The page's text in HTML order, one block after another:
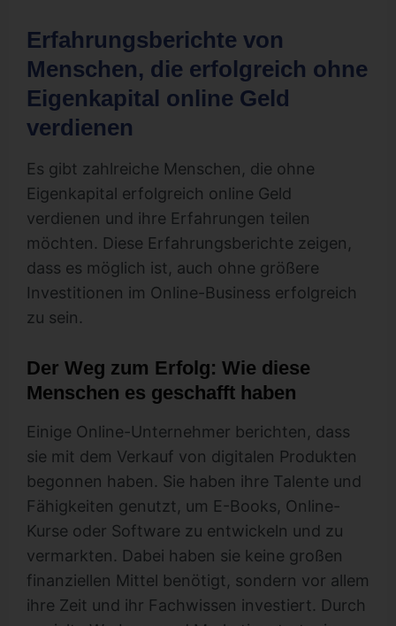
Erfahrungsberichte von
Menschen, die erfolgreich ohne
Eigenkapital online Geld
verdienen
Es gibt zahlreiche Menschen, die ohne
Eigenkapital erfolgreich online Geld
verdienen und ihre Erfahrungen teilen
möchten. Diese Erfahrungsberichte zeigen,
dass es möglich ist, auch ohne größere
Investitionen im Online-Business erfolgreich
zu sein.
Der Weg zum Erfolg: Wie diese
Menschen es geschafft haben
Einige Online-Unternehmer berichten, dass
sie mit dem Verkauf von digitalen Produkten
begonnen haben. Sie haben ihre Talente und
Fähigkeiten genutzt, um E-Books, Online-
Kurse oder Software zu entwickeln und zu
vermarkten. Dabei haben sie keine großen
finanziellen Mittel benötigt, sondern vor allem
ihre Zeit und ihr Fachwissen investiert. Durch